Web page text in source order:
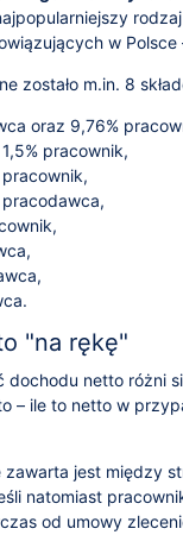
w
zostało m.in. 8
oraz 9,76%
pracownik,
pracownik,
pracodawca,
"na rękę"
netto różni
– ile to netto w
jest między
natomiast
od umowy